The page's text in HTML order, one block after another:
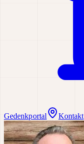
Gedenkportal Kontakt